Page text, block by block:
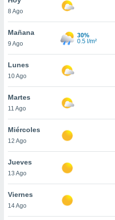
en
más
nuestra
de
cookies
aceptar
8 Ago
Mañana
9 Ago
30%
0.5 l/m²
Lunes
10 Ago
Martes
11 Ago
Miércoles
12 Ago
Jueves
13 Ago
Viernes
14 Ago